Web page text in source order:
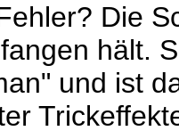
Die
hält.
und ist